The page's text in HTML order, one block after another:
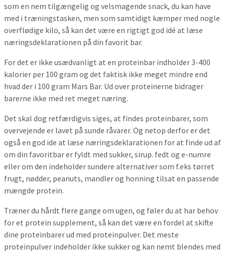
som en nem tilgængelig og velsmagende snack, du kan have
med i træningstasken, men som samtidigt kæmper med nogle
overflødige kilo, så kan det være en rigtigt god idé at læse
næringsdeklarationen på din favorit bar.
For det er ikke usædvanligt at en proteinbar indholder 3-400
kalorier per 100 gram og det faktisk ikke meget mindre end
hvad der i 100 gram Mars Bar. Ud over proteinerne bidrager
barerne ikke med ret meget næring.
Det skal dog retfærdigvis siges, at findes proteinbarer, som
overvejende er lavet på sunde råvarer. Og netop derfor er det
også en god ide at læse næringsdeklarationen for at finde ud af
om din favoritbar er fyldt med sukker, sirup. fedt og e-numre
eller om den indeholder sundere alternativer som f.eks tørret
frugt, nødder, peanuts, mandler og honning tilsat en passende
mængde protein.
Træner du hårdt flere gange om ugen, og føler du at har behov
for et protein supplement, så kan det være en fordel at skifte
dine proteinbarer ud med proteinpulver. Det meste
proteinpulver indeholder ikke sukker og kan nemt blendes med